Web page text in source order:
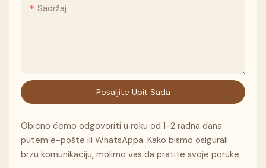
Sadržaj
Pošaljite Upit Sada
Obično ćemo odgovoriti u roku od 1-2 radna dana
putem e-pošte ili WhatsAppa. Kako bismo osigurali
brzu komunikaciju, molimo vas da pratite svoje poruke.